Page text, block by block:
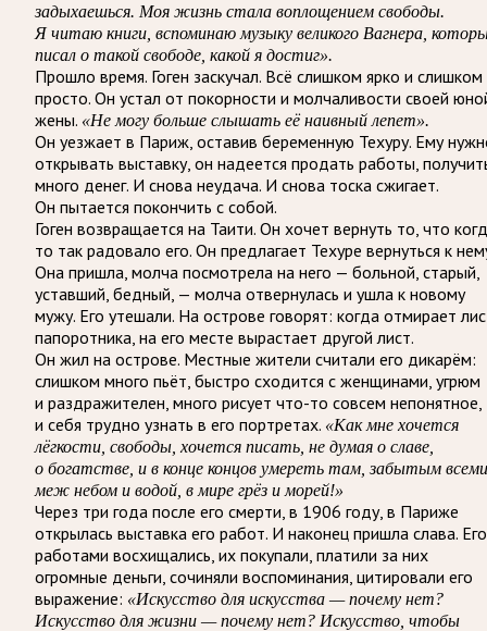
задыхаешься. Моя жизнь стала воплощением свободы.
Я читаю книги, вспоминаю музыку великого Вагнера,
писал о такой свободе, какой я достиг».
Прошло время. Гоген заскучал. Всё слишком ярко и слишком
просто. Он устал от покорности и молчаливости своей
жены. «Не могу больше слышать её наивный лепет».
Он уезжает в Париж, оставив беременную Техуру. Ему
открывать выставку, он надеется продать работы,
много денег. И снова неудача. И снова тоска сжигает.
Он пытается покончить с собой.
Гоген возвращается на Таити. Он хочет вернуть то, что
то так радовало его. Он предлагает Техуре вернуться к
Она пришла, молча посмотрела на него — больной, старый,
уставший, бедный, — молча отвернулась и ушла к новому
мужу. Его утешали. На острове говорят: когда отмирает
папоротника, на его месте вырастает другой лист.
Он жил на острове. Местные жители считали его дикарём:
слишком много пьёт, быстро сходится с женщинами, угрюм
и раздражителен, много рисует что-то совсем непонятное,
и себя трудно узнать в его портретах. «Как мне хочется
лёгкости, свободы, хочется писать, не думая о славе,
о богатстве, и в конце концов умереть там, забытым
меж небом и водой, в мире грёз и морей!»
Через три года после его смерти, в 1906 году, в Париже
открылась выставка его работ. И наконец пришла слава. Его
работами восхищались, их покупали, платили за них
огромные деньги, сочиняли воспоминания, цитировали его
выражение: «Искусство для искусства — почему нет?
Искусство для жизни — почему нет? Искусство, чтобы